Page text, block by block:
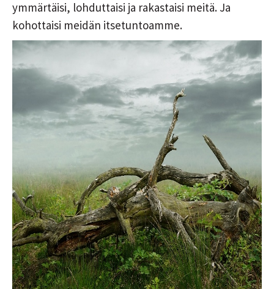
ymmärtäisi, lohduttaisi ja rakastaisi meitä. Ja
kohottaisi meidän itsetuntoamme.